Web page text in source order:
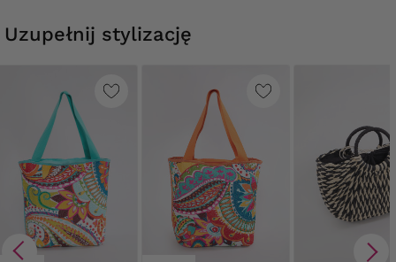
Uzupełnij stylizację